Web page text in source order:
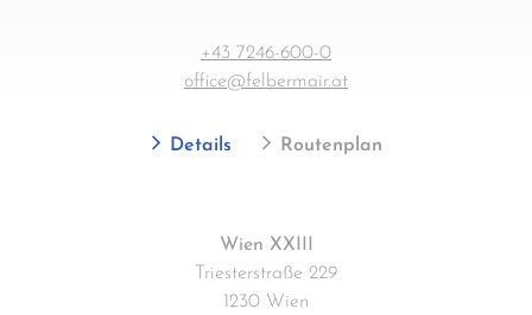
+43 7246-600-0
office@felbermair.at
Details Routenplan
Wien XXIII
Triesterstraße 229
1230 Wien